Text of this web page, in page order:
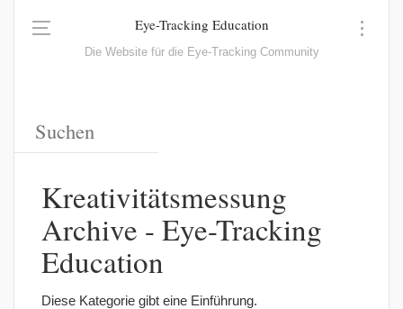
Eye-Tracking Education
Die Website für die Eye-Tracking Community
Kreativitätsmessung
Archive - Eye-Tracking
Education
Diese Kategorie gibt eine Einführung.